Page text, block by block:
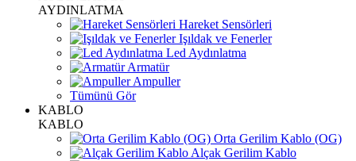
AYDINLATMA
Hareket Sensörleri
Işıldak ve Fenerler
Led Aydınlatma
Armatür
Ampuller
Tümünü Gör
KABLO
KABLO
Orta Gerilim Kablo (OG)
Alçak Gerilim Kablo